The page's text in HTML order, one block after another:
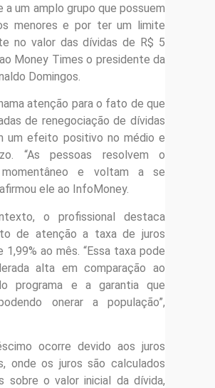
a um amplo grupo que possuem
menores e por ter um limite
no valor das dívidas de R$ 5
Money Times o presidente da
Domingos.
atenção para o fato de que
de renegociação de dívidas
um efeito positivo no médio e
“As pessoas resolvem o
momentâneo e voltam a se
ele ao InfoMoney.
o profissional destaca
de atenção a taxa de juros
1,99% ao mês. “Essa taxa pode
alta em comparação ao
programa e a garantia que
onerar a população”,
ocorre devido aos juros
onde os juros são calculados
sobre o valor inicial da dívida,